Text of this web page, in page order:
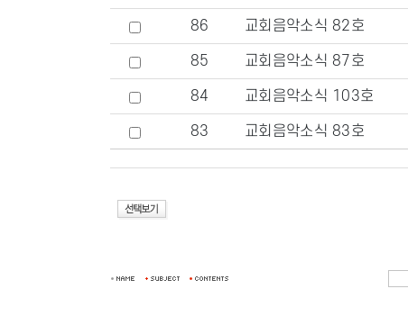
86 교회음악소식 82호
85 교회음악소식 87호
84 교회음악소식 103호
83 교회음악소식 83호